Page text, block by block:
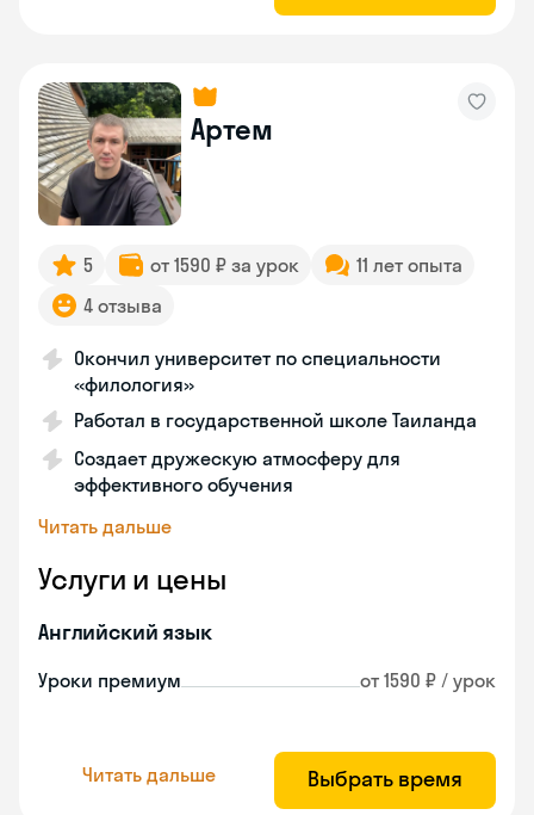
Артем
5 от 1590 ₽ за урок
11 лет опыта
4 отзыва
Окончил университет по специальности
«филология»
Работал в государственной школе Таиланда
Создает дружескую атмосферу для
эффективного обучения
Читать дальше
Услуги и цены
Английский язык
Уроки премиум от 1590 ₽ / урок
Читать дальше Выбрать время